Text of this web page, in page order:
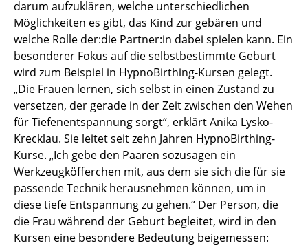
darum aufzuklären, welche unterschiedlichen
Möglichkeiten es gibt, das Kind zur gebären und
welche Rolle der:die Partner:in dabei spielen kann. Ein
besonderer Fokus auf die selbstbestimmte Geburt
wird zum Beispiel in HypnoBirthing-Kursen gelegt.
„Die Frauen lernen, sich selbst in einen Zustand zu
versetzen, der gerade in der Zeit zwischen den Wehen
für Tiefenentspannung sorgt“, erklärt Anika Lysko-
Krecklau. Sie leitet seit zehn Jahren HypnoBirthing-
Kurse. „Ich gebe den Paaren sozusagen ein
Werkzeugköfferchen mit, aus dem sie sich die für sie
passende Technik herausnehmen können, um in
diese tiefe Entspannung zu gehen.“ Der Person, die
die Frau während der Geburt begleitet, wird in den
Kursen eine besondere Bedeutung beigemessen: